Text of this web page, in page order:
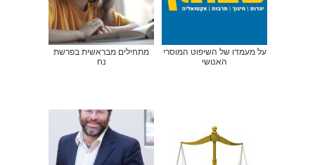
על מעמדו של השיפוט המוסרי
האנושי
מתחילים מבראשית בפרשת
נח